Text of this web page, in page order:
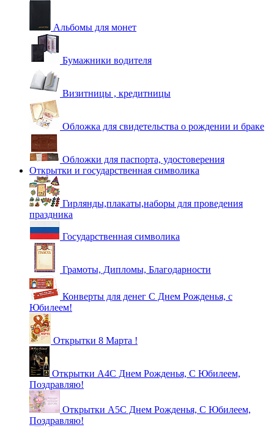
Альбомы для монет
Бумажники водителя
Визитницы , кредитницы
Обложка для свидетельства о рождении и браке
Обложки для паспорта, удостоверения
Открытки и государственная символика
Гирлянды,плакаты,наборы для проведения
праздника
Государственная символика
Грамоты, Дипломы, Благодарности
Конверты для денег С Днем Рожденья, с
Юбилеем!
Открытки 8 Марта !
Открытки А4С Днем Рожденья, С Юбилеем,
Поздравляю!
Открытки А5С Днем Рожденья, С Юбилеем,
Поздравляю!